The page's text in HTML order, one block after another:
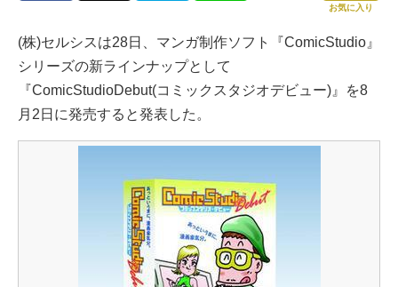
お気に入り
(株)セルシスは28日、マンガ制作ソフト『ComicStudio』
シリーズの新ラインナップとして
『ComicStudioDebut(コミックスタジオデビュー)』を8
月2日に発売すると発表した。